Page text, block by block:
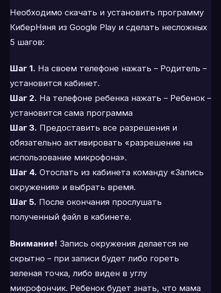
Необходимо скачать и установить программу
КиберНяня из Google Play и сделать несложных
5 шагов:
Шаг 1. На своем телефоне нажать – Родитель –
установится кабинет.
Шаг 2. На телефоне ребенка нажать – Ребенок –
установится сама программа
Шаг 3. Предоставить все разрешения и
обязательно активировать «разрешение на
использование микрофона».
Шаг 4. Отослать из кабинета команду «Запись
окружения» и выбрать время.
Шаг 5. После окончания прослушать
полученный файл в кабинете.
Внимание! Запись окружения делается не
скрытно – при записи будет либо гореть
зеленая точка, либо виден в углу
микрофончик. Ребенок будет знать, что мама